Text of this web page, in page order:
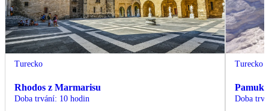
Turecko
Rhodos z Marmarisu
Doba trvání: 10 hodin
Turecko
Doba